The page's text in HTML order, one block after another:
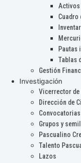
Activos
Cuadro
Pautas
Tablas
Gestión
Investigación
Vicerrector de
Dirección de
Grupos y
Pascualino
Talento
Lazos